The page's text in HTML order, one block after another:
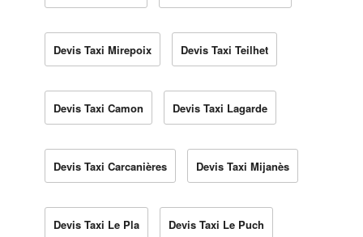
Devis Taxi Mirepoix Devis Taxi Teilhet
Devis Taxi Camon Devis Taxi Lagarde
Devis Taxi Carcanières Devis Taxi Mijanès
Devis Taxi Le Pla Devis Taxi Le Puch